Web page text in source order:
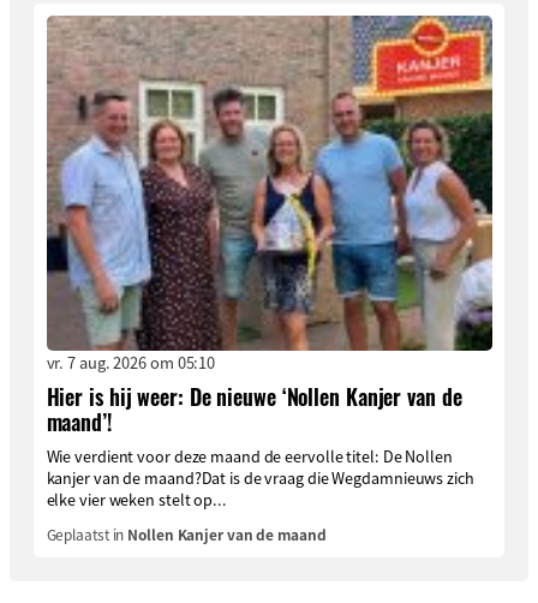
vr. 7 aug. 2026 om 05:10
Hier is hij weer: De nieuwe ‘Nollen Kanjer van de
maand’!
Wie verdient voor deze maand de eervolle titel: De Nollen
kanjer van de maand?Dat is de vraag die Wegdamnieuws zich
elke vier weken stelt op...
Geplaatst in Nollen Kanjer van de maand